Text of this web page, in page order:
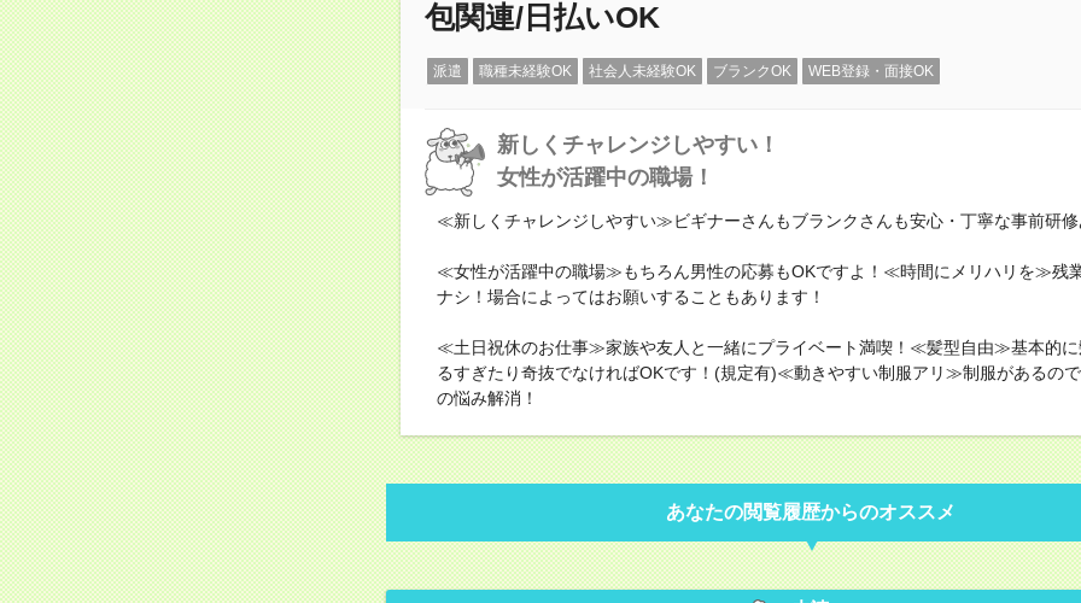
包関連/日払いOK
派遣 職種未経験OK 社会人未経験OK ブランクOK WEB登録・面接OK
新しくチャレンジしやすい！
女性が活躍中の職場！
≪新しくチャレンジしやすい≫ビギナーさんもブランクさんも安心・丁寧な事前研
≪女性が活躍中の職場≫もちろん男性の応募もOKですよ！≪時間にメリハリを≫残
ナシ！場合によってはお願いすることもあります！
≪土日祝休のお仕事≫家族や友人と一緒にプライベート満喫！≪髪型自由≫基本的に
るすぎたり奇抜でなければOKです！(規定有)≪動きやすい制服アリ≫制服があるの
の悩み解消！
あなたの閲覧履歴からのオススメ